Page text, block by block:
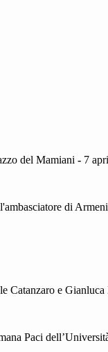
del Mamiani - 7
di
Catanzaro e
Paci